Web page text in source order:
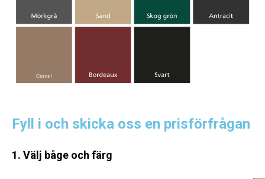
Fyll i och skicka oss en prisförfrågan
1. Välj båge och färg